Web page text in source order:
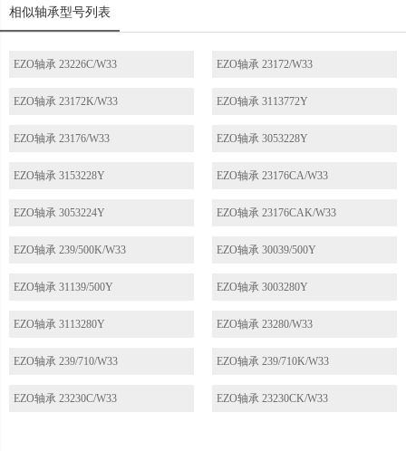
相似轴承型号列表
EZO轴承 23226C/W33 EZO轴承 23172/W33
EZO轴承 23172K/W33 EZO轴承 3113772Y
EZO轴承 23176/W33 EZO轴承 3053228Y
EZO轴承 3153228Y EZO轴承 23176CA/W33
EZO轴承 3053224Y EZO轴承 23176CAK/W33
EZO轴承 239/500K/W33 EZO轴承 30039/500Y
EZO轴承 31139/500Y EZO轴承 3003280Y
EZO轴承 3113280Y EZO轴承 23280/W33
EZO轴承 239/710/W33 EZO轴承 239/710K/W33
EZO轴承 23230C/W33 EZO轴承 23230CK/W33